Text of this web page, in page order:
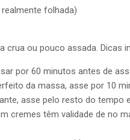
folhada)
crua ou pouco assada. Dicas
por 60 minutos antes de
da massa, asse por 10
asse pelo resto do tempo
cremes têm validade de no